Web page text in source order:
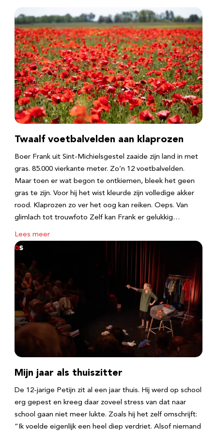
Twaalf voetbalvelden aan klaprozen
Boer Frank uit Sint-Michielsgestel zaaide zijn land in met
gras. 85.000 vierkante meter. Zo’n 12 voetbalvelden.
Maar toen er wat begon te ontkiemen, bleek het geen
gras te zijn. Voor hij het wist kleurde zijn volledige akker
rood. Klaprozen zo ver het oog kan reiken. Oeps. Van
glimlach tot trouwfoto Zelf kan Frank er gelukkig…
Lees meer
Mijn jaar als thuiszitter
De 12-jarige Petijn zit al een jaar thuis. Hij werd op school
erg gepest en kreeg daar zoveel stress van dat naar
school gaan niet meer lukte. Zoals hij het zelf omschrijft:
“Ik voelde eigenlijk een heel diep verdriet. Alsof niemand